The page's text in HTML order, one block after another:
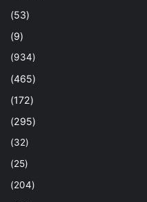
(53)
(9)
(934)
(465)
(172)
(295)
(32)
(25)
(204)